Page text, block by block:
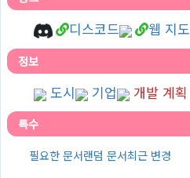
디스코드 웹 지도
정보
도시 기업 개발 계획
특수
필요한 문서랜덤 문서최근 변경